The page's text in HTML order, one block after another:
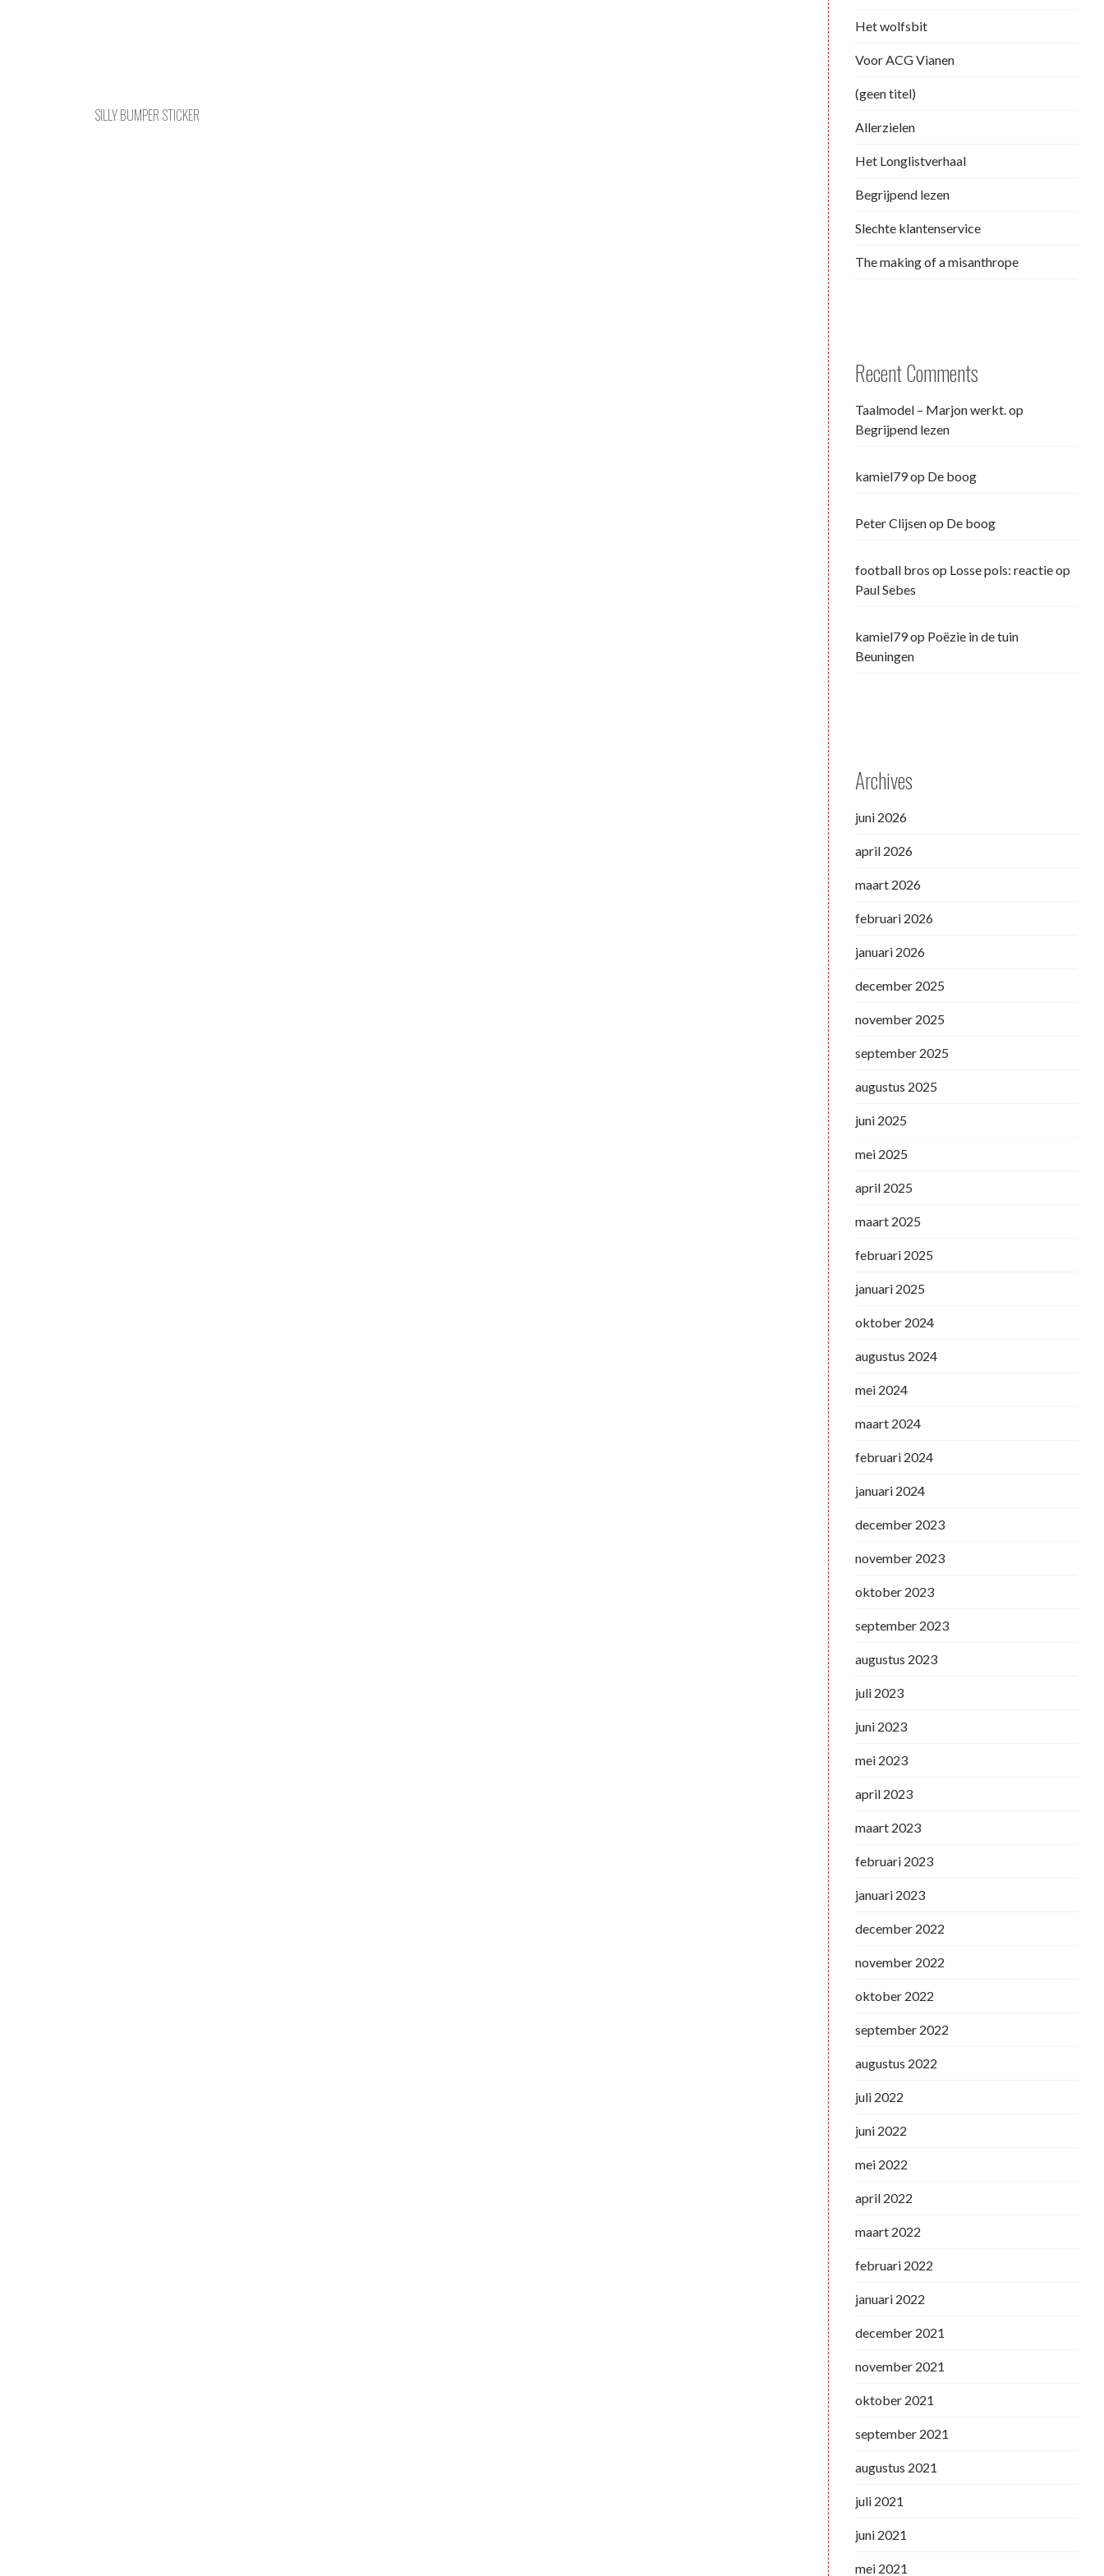
SILLY BUMPER STICKER
Het wolfsbit
Voor ACG Vianen
(geen titel)
Allerzielen
Het Longlistverhaal
Begrijpend lezen
Slechte klantenservice
The making of a misanthrope
Recent Comments
Taalmodel – Marjon werkt.op
Begrijpend lezen
kamiel79op De boog
Peter Clijsenop De boog
football bros op Losse pols: reactie op
Paul Sebes
kamiel79op Poëzie in de tuin
Beuningen
Archives
juni 2026
april 2026
maart 2026
februari 2026
januari 2026
december 2025
november 2025
september 2025
augustus 2025
juni 2025
mei 2025
april 2025
maart 2025
februari 2025
januari 2025
oktober 2024
augustus 2024
mei 2024
maart 2024
februari 2024
januari 2024
december 2023
november 2023
oktober 2023
september 2023
augustus 2023
juli 2023
juni 2023
mei 2023
april 2023
maart 2023
februari 2023
januari 2023
december 2022
november 2022
oktober 2022
september 2022
augustus 2022
juli 2022
juni 2022
mei 2022
april 2022
maart 2022
februari 2022
januari 2022
december 2021
november 2021
oktober 2021
september 2021
augustus 2021
juli 2021
juni 2021
mei 2021